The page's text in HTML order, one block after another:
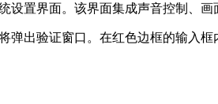
置界面。该界面集成声音控制、画
出验证窗口。在红色边框的输入